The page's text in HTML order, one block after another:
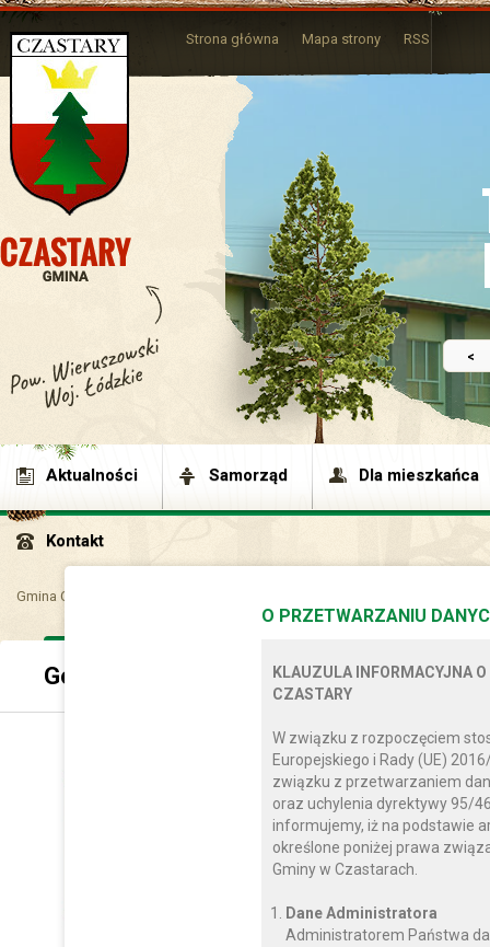
<
Strona główna Mapa strony RSS
Aktualności Samorząd Dla mieszkańca
Kontakt
Gmina Czastary
Google Street View
O PRZETWARZANIU
KLAUZULA INFORMACYJNA
CZASTARY
W związku z rozpoczęciem
Europejskiego i Rady (UE)
związku z przetwarzaniem
oraz uchylenia dyrektywy 95/
informujemy, iż na podstawie
określone poniżej prawa
Gminy w Czastarach.
Dane Administratora
Administratorem Państwa